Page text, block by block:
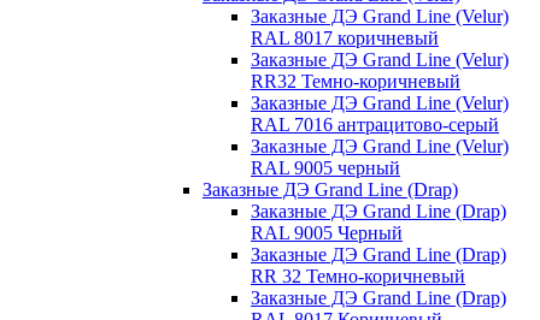
Заказные ДЭ Grand Line (Velur)
RAL 8017 коричневый
Заказные ДЭ Grand Line (Velur)
RR32 Темно-коричневый
Заказные ДЭ Grand Line (Velur)
RAL 7016 антрацитово-серый
Заказные ДЭ Grand Line (Velur)
RAL 9005 черный
Заказные ДЭ Grand Line (Drap)
Заказные ДЭ Grand Line (Drap)
RAL 9005 Черный
Заказные ДЭ Grand Line (Drap)
RR 32 Темно-коричневый
Заказные ДЭ Grand Line (Drap)